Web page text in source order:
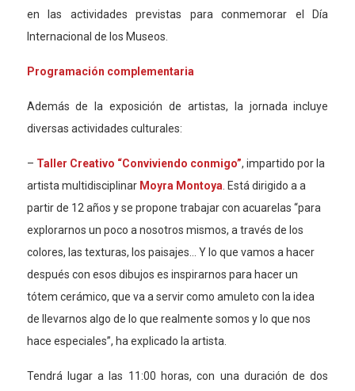
en las actividades previstas para conmemorar el Día
Internacional de los Museos.
Programación complementaria
Además de la exposición de artistas, la jornadaincluye
diversas actividades culturales:
– Taller Creativo “Conviviendo conmigo”, impartido por la
artista multidisciplinar Moyra Montoya. Está dirigido aa
partir de 12 años y se propone trabajar con acuarelas “para
explorarnos un poco a nosotros mismos, a través de los
colores, las texturas, los paisajes… Y lo que vamos a hacer
después con esos dibujos es inspirarnos para hacer un
tótem cerámico, que va a servir como amuleto con la idea
de llevarnos algo de lo que realmente somos y lo que nos
hace especiales”, ha explicado la artista.
Tendrá lugar a las 11:00 horas, con una duración de dos